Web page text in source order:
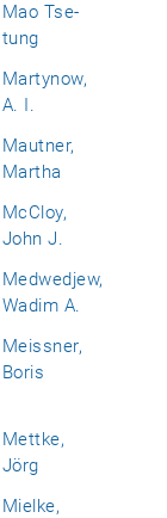
Mao Tse-
tung
Martynow,
A. I.
Mautner,
Martha
McCloy,
John J.
Medwedjew,
Wadim A.
Meissner,
Boris
Mettke,
Jörg
Mielke,